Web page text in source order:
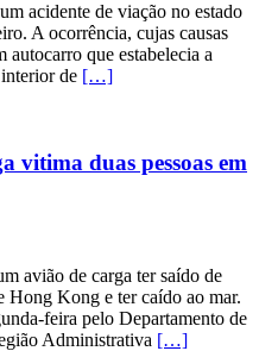
acidente de viação no estado
A ocorrência, cujas causas
autocarro que estabelecia a
de […]
vitima duas pessoas em
avião de carga ter saído de
Hong Kong e ter caído ao mar.
feira pelo Departamento de
Administrativa […]